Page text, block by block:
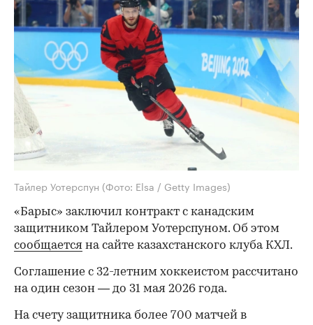
Тайлер Уотерспун (Фото: Elsa / Getty Images)
«Барыс» заключил контракт с канадским
защитником Тайлером Уотерспуном. Об этом
сообщается на сайте казахстанского клуба КХЛ.
Соглашение с 32-летним хоккеистом рассчитано
на один сезон — до 31 мая 2026 года.
На счету защитника более 700 матчей в